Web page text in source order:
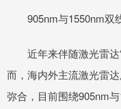
905nm与1550nm双
近年来伴随激光雷
而，海内外主流激光雷
弥合，目前围绕905nm